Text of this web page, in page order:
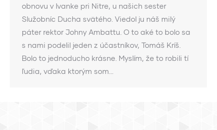
obnovu v Ivanke pri Nitre, u našich sester
Služobníc Ducha svätého. Viedol ju náš milý
páter rektor Johny Ambattu. O to aké to bolo sa
s nami podelil jeden z účastníkov, Tomáš Kríš.
Bolo to jednoducho krásne. Myslím, že to robili tí
ľudia, vďaka ktorým som…